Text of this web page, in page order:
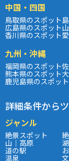
中国・四国
鳥取県のスポット
広島県のスポット
香川県のスポット
九州・沖縄
福岡県のスポット
熊本県のスポット
鹿児島県のスポット
詳細条件から
ジャンル
絶景スポット
山｜高原
道の駅
温泉